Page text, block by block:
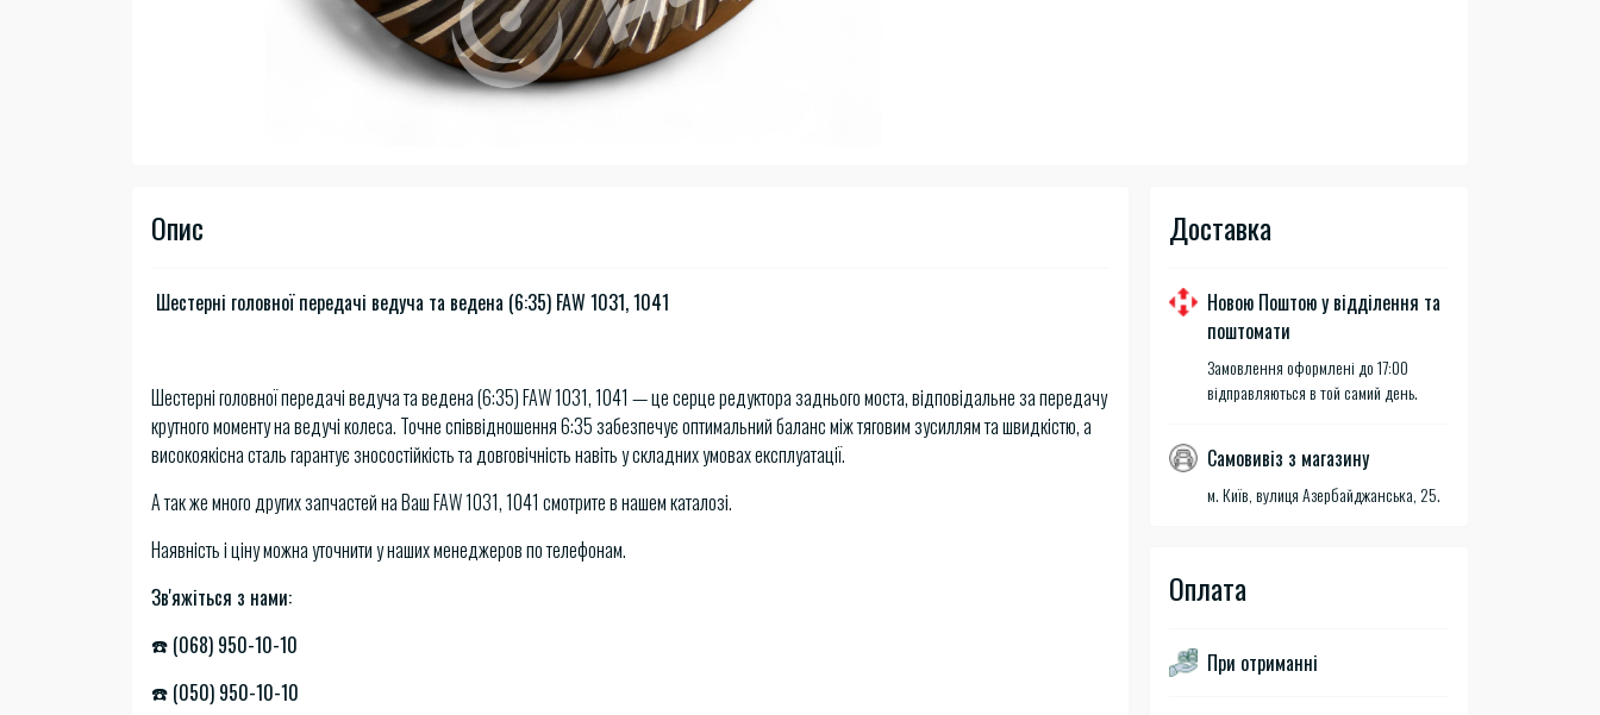
Доставка
Новою Поштою у відділення та
поштомати
Замовлення оформлені до 17:00
відправляються в той самий день.
Самовивіз з магазину
м. Київ, вулиця Азербайджанська, 25.
Оплата
При отриманні
Опис
Шестерні головної передачі ведуча та ведена (6:35) FAW 1031, 1041
Шестерні головної передачі ведуча та ведена (6:35) FAW 1031, 1041 — це серце редуктора заднього моста, відповідальне за передачу
крутного моменту на ведучі колеса. Точне співвідношення 6:35 забезпечує оптимальний баланс між тяговим зусиллям та швидкістю, а
високоякісна сталь гарантує зносостійкість та довговічність навіть у складних умовах експлуатації.
А так же много других запчастей на Ваш FAW 1031, 1041 смотрите в нашем каталозі.
Наявність і ціну можна уточнити у наших менеджеров по телефонам.
Зв'яжіться з нами:
☎️ (068) 950-10-10
☎️ (050) 950-10-10